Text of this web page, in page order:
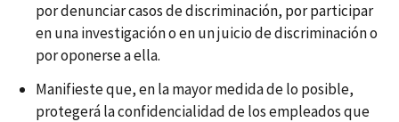
por denunciar casos de discriminación, por participar
en una investigación o en un juicio de discriminación o
por oponerse a ella.
Manifieste que, en la mayor medida de lo posible,
protegerá la confidencialidad de los empleados que